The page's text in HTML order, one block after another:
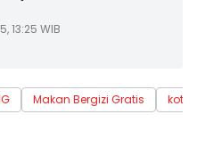
13:25 WIB
Makan Bergizi Gratis
kota